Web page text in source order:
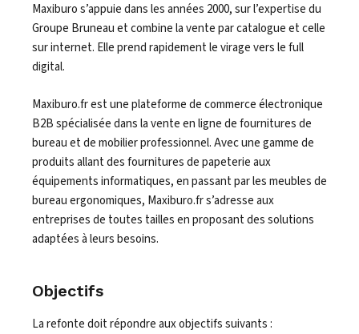
Maxiburo s’appuie dans les années 2000, sur l’expertise du
Groupe Bruneau et combine la vente par catalogue et celle
surinternet. Elle prend rapidement le virage vers le full
digital.
Maxiburo.fr est une plateforme de commerce électronique
B2B spécialisée dans la vente en ligne de fournitures de
bureau et de mobilier professionnel. Avec une gamme de
produits allant des fournitures de papeterie aux
équipements informatiques, en passant par les meubles de
bureau ergonomiques, Maxiburo.fr s’adresse aux
entreprises de toutes tailles en proposant des solutions
adaptées à leurs besoins.
Objectifs
La refonte doit répondre aux objectifs suivants :